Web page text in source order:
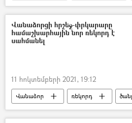
Հայաստանի ազգային հավաքական
Լիխտենշտեյն
Ռումինիա
Վանաձորցի հրշեջ-փրկարարը
համաշխարհային նոր ռեկորդ է
սահմանել
11 հոկտեմբերի 2021, 19:12
Վանաձոր ռեկորդ
Զորիկ Պողոսյան
Տեսանյութեր